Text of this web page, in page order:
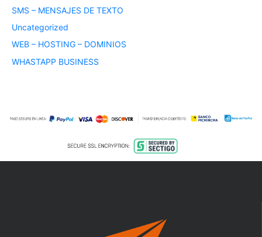
SMS – MENSAJES DE TEXTO
Uncategorized
WEB – HOSTING – DOMINIOS
WHASTAPP BUSINESS